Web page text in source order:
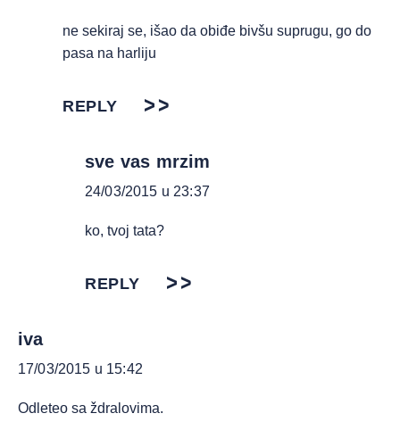
ne sekiraj se, išao da obiđe bivšu suprugu, go do
pasa na harliju
REPLY
sve vas mrzim
24/03/2015 u 23:37
ko, tvoj tata?
REPLY
iva
17/03/2015 u 15:42
Odleteo sa ždralovima.